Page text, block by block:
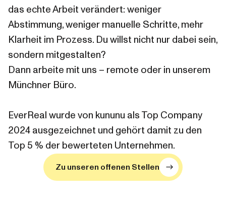
das echte Arbeit verändert: weniger
Abstimmung, weniger manuelle Schritte, mehr
Klarheit im Prozess. Du willst nicht nur dabei sein,
sondern mitgestalten?
Dann arbeite mit uns – remote oder in unserem
Münchner Büro.
EverReal wurde von kununu als Top Company
2024 ausgezeichnet und gehört damit zu den
Top 5 % der bewerteten Unternehmen.
Zu unseren offenen Stellen